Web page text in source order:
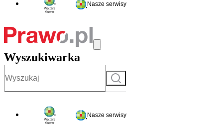
Nasze serwisy
Wyszukiwarka
Szukaj
Nasze serwisy